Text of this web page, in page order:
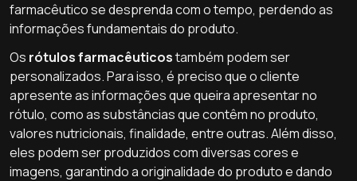
farmacêutico se desprenda com o tempo, perdendo as
informações fundamentais do produto.
Os rótulos farmacêuticostambém podem ser
personalizados. Para isso, é preciso que o cliente
apresente as informações que queira apresentar no
rótulo, como as substâncias que contêm no produto,
valores nutricionais, finalidade, entre outras. Além disso,
eles podem ser produzidos com diversas cores e
imagens, garantindo a originalidade do produto e dando